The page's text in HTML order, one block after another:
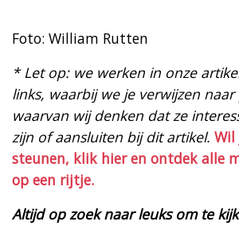
Foto: William Rutten
* Let op: we werken in onze
links, waarbij we je verwijzen
waarvan wij denken dat ze
zijn of aansluiten bij dit artikel. Wil
steunen, klik hier en ontdek alle
op een rijtje.
Altijd op zoek naar leuks om te